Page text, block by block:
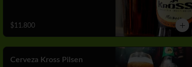
$11.800
Cerveza Kross Pilsen